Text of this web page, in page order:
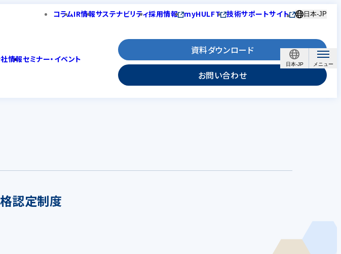
日本-JP
コラムIR情報サステナビリティ採用情報 myHULFT 技術サポートサイト 日本-JP
情報セミナー・イベント
資料ダウンロード
お問い合わせ
認定制度